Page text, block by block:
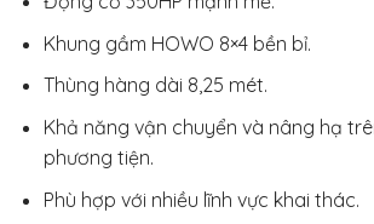
Khung gầm HOWO 8×4 bền bỉ.
Thùng hàng dài 8,25 mét.
Khả năng vận chuyển và nâng hạ
phương tiện.
Phù hợp với nhiều lĩnh vực khai thác.